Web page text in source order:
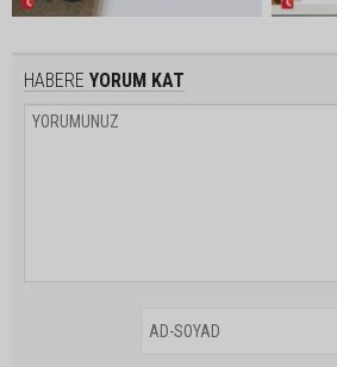
HABERE YORUM KAT